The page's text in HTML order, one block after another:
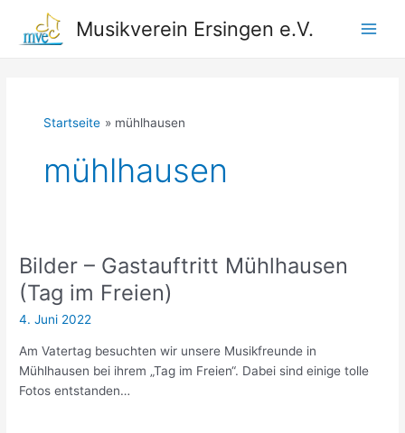
springen
Musikverein Ersingen e.V.
Startseite mühlhausen
mühlhausen
Bilder – Gastauftritt Mühlhausen
(Tag im Freien)
4. Juni 2022
Am Vatertag besuchten wir unsere Musikfreunde in
Mühlhausen bei ihrem „Tag im Freien“. Dabei sind einige tolle
Fotos entstanden…